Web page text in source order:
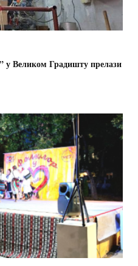
Великом Градишту прелази